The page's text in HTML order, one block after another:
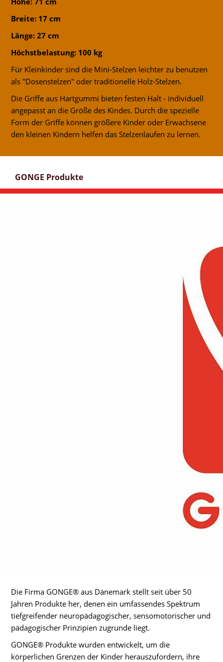
Breite: 17 cm
Länge: 27 cm
Höchstbelastung: 100 kg
Für Kleinkinder sind die Mini-Stelzen leichter zu benutzen
als "Dosenstelzen" oder traditionelle Holz-Stelzen.
Die Griffe aus Hartgummi bieten festen Halt - individuell
angepasst an die Größe des Kindes. Durch die spezielle
Form der Griffe können größere Kinder oder Erwachsene
den kleinen Kindern helfen das Stelzenlaufen zu lernen.
GONGE Produkte
Die Firma GONGE® aus Dänemark stellt seit über 50
Jahren Produkte her, denen ein umfassendes Spektrum
tiefgreifender neuropädagogischer, sensomotorischer und
pädagogischer Prinzipien zugrunde liegt.
GONGE® Produkte wurden entwickelt, um die
körperlichen Grenzen der Kinder herauszufordern, ihre